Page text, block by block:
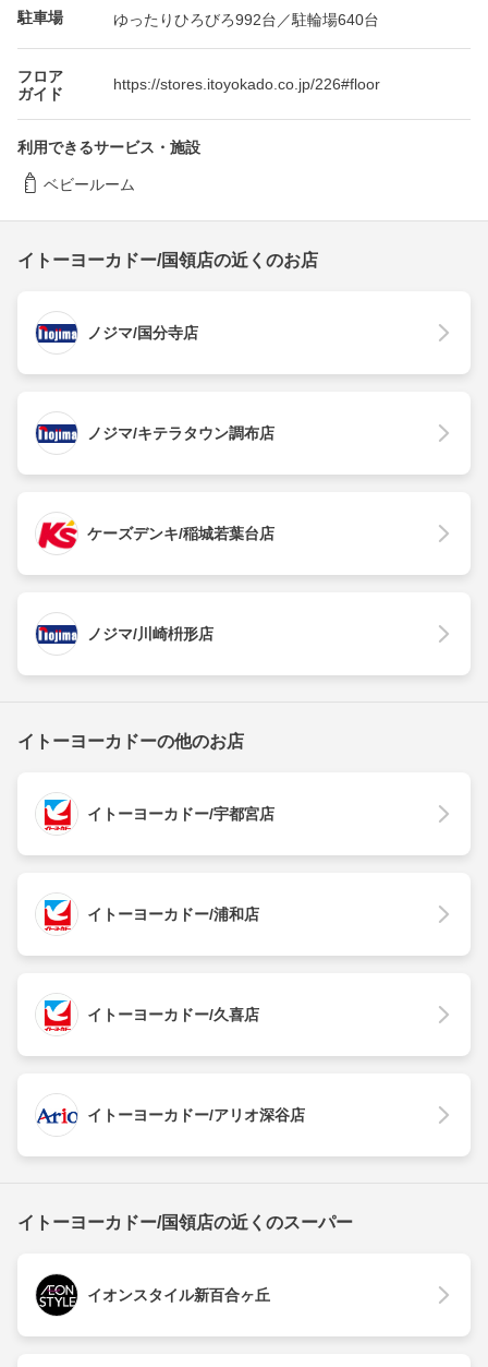
駐車場 ゆったりひろびろ992台／駐輪場640台
フロア
ガイド
https://stores.itoyokado.co.jp/226#floor
利用できるサービス・施設
ベビールーム
イトーヨーカドー/国領店の近くのお店
ノジマ/国分寺店
ノジマ/キテラタウン調布店
ケーズデンキ/稲城若葉台店
ノジマ/川崎枡形店
イトーヨーカドーの他のお店
イトーヨーカドー/宇都宮店
イトーヨーカドー/浦和店
イトーヨーカドー/久喜店
イトーヨーカドー/アリオ深谷店
イトーヨーカドー/国領店の近くのスーパー
イオンスタイル新百合ヶ丘